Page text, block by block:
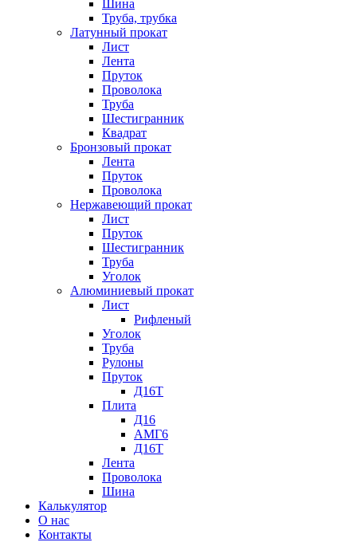
Шина
Труба, трубка
Латунный прокат
Лист
Лента
Пруток
Проволока
Труба
Шестигранник
Квадрат
Бронзовый прокат
Лента
Пруток
Проволока
Нержавеющий прокат
Лист
Пруток
Шестигранник
Труба
Уголок
Алюминиевый прокат
Лист
Рифленый
Уголок
Труба
Рулоны
Пруток
Д16Т
Плита
Д16
АМГ6
Д16Т
Лента
Проволока
Шина
Калькулятор
О нас
Контакты